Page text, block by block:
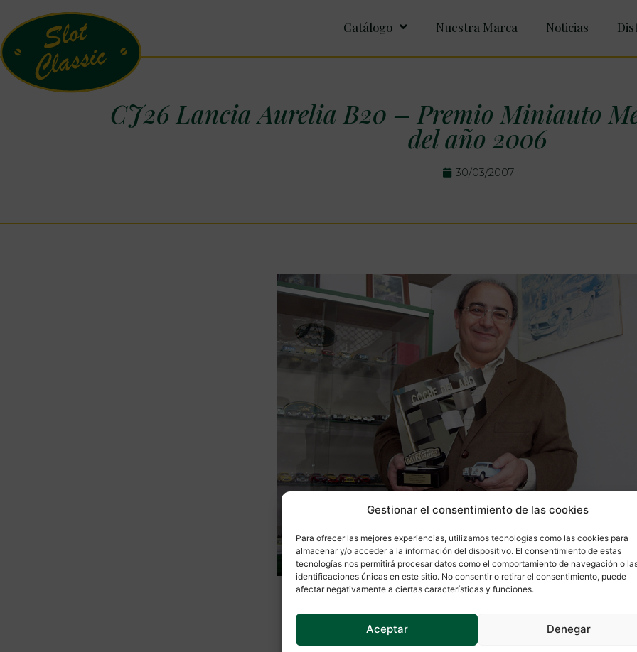
Gestionar el consentimiento de las cookies
Para ofrecer las mejores experiencias, utilizamos tecnologías como las cookies para
almacenar y/o acceder a la información del dispositivo. El consentimiento de estas
tecnologías nos permitirá procesar datos como el comportamiento de navegación o
identificaciones únicas en este sitio. No consentir o retirar el consentimiento, puede
afectar negativamente a ciertas características y funciones.
Aceptar Denegar
Catálogo Nuestra Marca Noticias
CJ26 Lancia Aurelia B20 – Premio Miniauto
del año 2006
30/03/2007